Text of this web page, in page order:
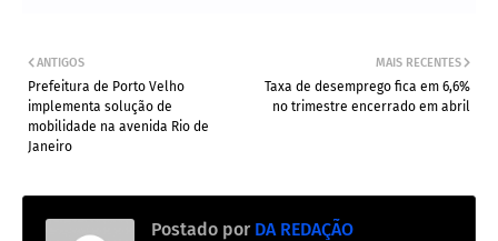
MAIS RECENTES
Taxa de desemprego fica em 6,6%
no trimestre encerrado em abril
ANTIGOS
Prefeitura de Porto Velho
implementa solução de
mobilidade na avenida Rio de
Janeiro
Postado por DA REDAÇÃO